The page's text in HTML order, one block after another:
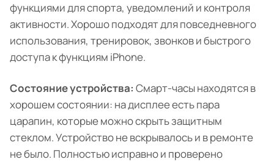
функциями для спорта, уведомлений и контроля
активности. Хорошо подходят для повседневного
использования, тренировок, звонков и быстрого
доступа к функциям iPhone.
Состояние устройства: Смарт-часы находятся в
хорошем состоянии: на дисплее есть пара
царапин, которые можно скрыть защитным
стеклом. Устройство не вскрывалось и в ремонте
не было. Полностью исправно и проверено